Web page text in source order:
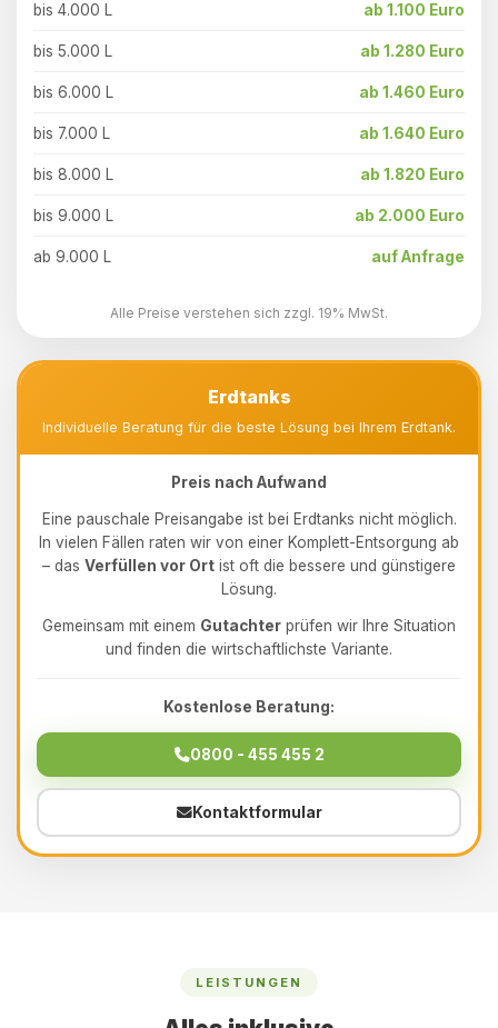
bis 4.000 L ab 1.100 Euro
bis 5.000 L ab 1.280 Euro
bis 6.000 L ab 1.460 Euro
bis 7.000 L ab 1.640 Euro
bis 8.000 L ab 1.820 Euro
bis 9.000 L ab 2.000 Euro
ab 9.000 L auf Anfrage
Alle Preise verstehen sich zzgl. 19% MwSt.
Erdtanks
Individuelle Beratung für die beste Lösung bei Ihrem Erdtank.
Preis nach Aufwand
Eine pauschale Preisangabe ist bei Erdtanks nicht möglich.
In vielen Fällen raten wir von einer Komplett-Entsorgung ab
– das Verfüllen vor Ort ist oft die bessere und günstigere
Lösung.
Gemeinsam mit einem Gutachter prüfen wir Ihre Situation
und finden die wirtschaftlichste Variante.
Kostenlose Beratung:
0800 - 455 455 2
Kontaktformular
LEISTUNGEN